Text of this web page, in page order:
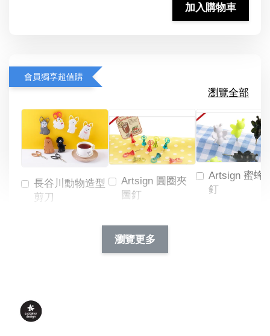
加入購物車
會員獨享超值購
瀏覽全部
長谷川動物造型
剪刀
Artsign 圓圈夾
圖釘
NT$ 19.00
NT$ 66.00
Artsign 蜜蜂
釘
瀏覽更多